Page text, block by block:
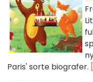
Paris' sorte biografer.